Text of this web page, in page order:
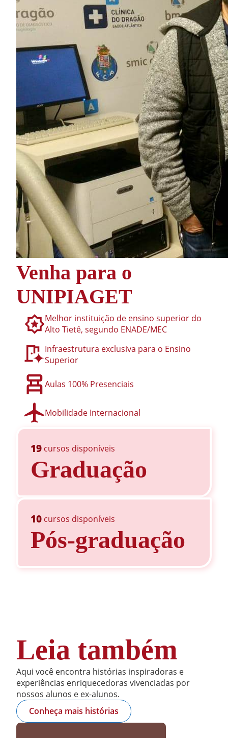
Venha para o
UNIPIAGET
Melhor instituição de ensino superior do
Alto Tietê, segundo ENADE/MEC
Infraestrutura exclusiva para o Ensino
Superior
Aulas 100% Presenciais
Mobilidade Internacional
19 cursos disponíveis
Graduação
10 cursos disponíveis
Pós-graduação
Leia também
Aqui você encontra histórias inspiradoras e
experiências enriquecedoras vivenciadas por
nossos alunos e ex-alunos.
Conheça mais histórias